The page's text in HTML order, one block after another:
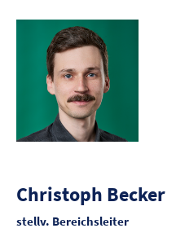
Christoph Becker
stellv. Bereichsleiter